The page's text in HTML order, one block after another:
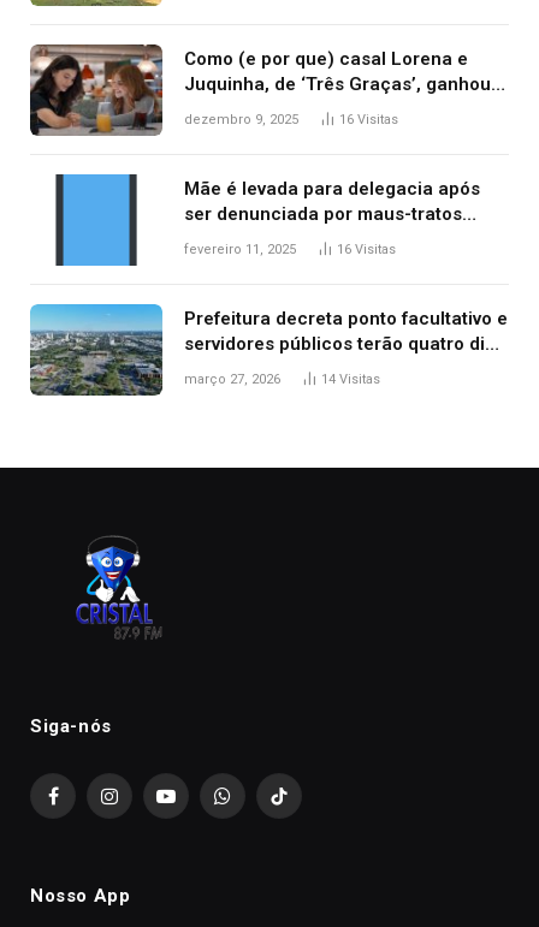
Como (e por que) casal Lorena e
Juquinha, de ‘Três Graças’, ganhou
repercussão internacional
dezembro 9, 2025 16 Visitas
Mãe é levada para delegacia após
ser denunciada por maus-tratos
contra dois filhos, diz polícia
fevereiro 11, 2025 16 Visitas
Prefeitura decreta ponto facultativo e
servidores públicos terão quatro dias
de folga na Semana Santa
março 27, 2026 14 Visitas
Siga-nós
FacebookInstagramYouTubeWhatsAppTikTok
Nosso App